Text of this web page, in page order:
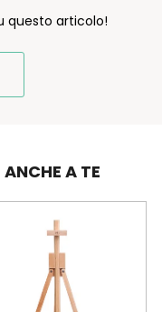
questo articolo!
A TE